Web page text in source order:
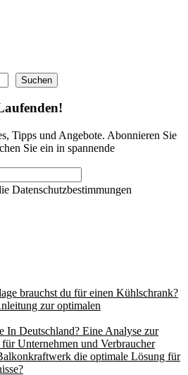
Suchen
Tipps und Angebote. Abonnieren Sie
Sie ein in spannende
Datenschutzbestimmungen
brauchst du für einen Kühlschrank?
zur optimalen
In Deutschland? Eine Analyse zur
Unternehmen und Verbraucher
die optimale Lösung für